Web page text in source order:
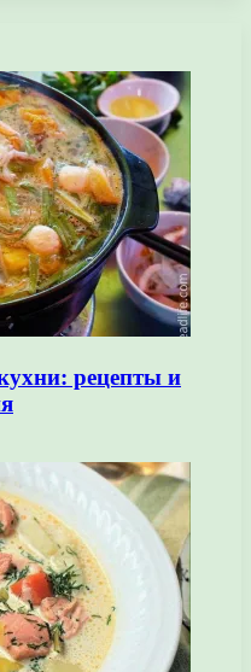
рецепты и